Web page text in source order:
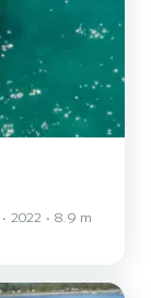
2022 8.9 m